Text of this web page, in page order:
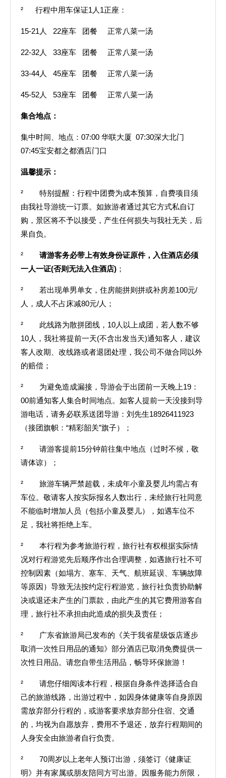
² 行程中用车保证1人1正座：
15-21人 22座车 团餐 正常八菜一汤
22-32人 33座车 团餐 正常八菜一汤
33-44人 45座车 团餐 正常八菜一汤
45-52人 53座车 团餐 正常八菜一汤
集合地点：
集中时间、地点：07:00 华联大厦 07:30深大北门
07:45宝安都之都酒店门口
温馨提示：
² 特别提醒：行程中团费为成本预算，自费项目须
由我社导游统一订票。如旅游者通过其它方式私自订
购，景区将不予以接受，产生任何损失与我社无关，后
果自负。
² 请游客务必带上有效身份证原件，入住酒店必须
一人一证(否则无法入住酒店) ；
² 若出现单男单女，住房能拼则拼或补房差100元/
人，成人不占床减80元/人；
² 此线路为散拼团线，10人以上成团，若人数不够
10人，我社将提前一天(不含出发当天)通知客人，建议
客人改期、改线路或者退团处理，我公司不做合同以外
的赔偿；
² 为避免造成漏接，导游会于出团前一天晚上19：
00前通知客人集合时间地点。如客人提前一天没接到导
游电话，请务必联系送团导游：刘先生18926411923
（接团旗帜：“精彩韶关”旗子）；
² 请游客提前15分钟前往集中地点（过时不候，敬
请体谅）；
² 旅游车辆严禁超载，未成年小童及婴儿均需占有
车位。敬请客人按实际报名人数出行，未经旅行社同意
不能临时增加人员（包括小童及婴儿），如遇车位不
足，我社将拒绝上车。
² 本行程为参考旅游行程，旅行社有权根据实际情
况对行程游览先后顺序作出合理调整，如遇旅行社不可
控制因素（如塌方、塞车、天气、航班延误、车辆故障
等原因）导致无法按约定行程游览，旅行社负责协助解
决或退还未产生的门票款，由此产生的其它费用游客自
理，旅行社不承担由此造成的损失及责任；
² 广东省旅游局已发布的《关于我省星级饭店逐步
取消一次性日用品的通知》部分酒店已取消免费提供一
次性日用品。请您自带生活用品，畅导环保旅游！
² 请您仔细阅读本行程，根据自身条件选择适合自
己的旅游线路，出游过程中，如因身体健康等自身原因
需放弃部分行程的，或游客要求放弃部分住宿、交通
的，均视为自愿放弃，费用不予退还，放弃行程期间的
人身安全由旅游者自行负责。
² 70周岁以上老年人预订出游，须签订《健康证
明》并有家属或朋友陪同方可出游。因服务能力所限，